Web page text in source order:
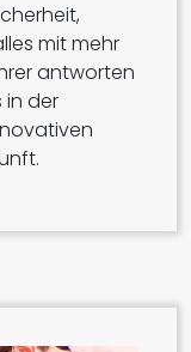
mit mehr
antworten
in der